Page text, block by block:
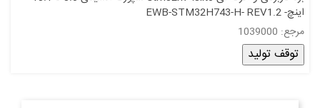
اینچ- EWB-STM32H743-H- REV1.2
مرجع: 1039000
توقف تولید